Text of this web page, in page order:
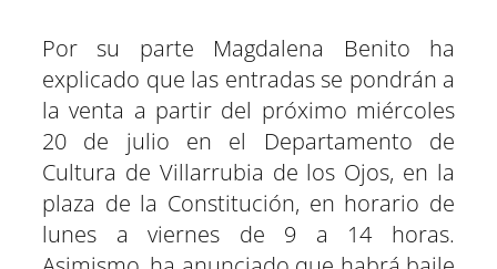
Por su parte Magdalena Benito ha
explicado que las entradas se pondrán a
la venta a partir del próximo miércoles
20 de julio en el Departamento de
Cultura de Villarrubia de los Ojos, en la
plaza de la Constitución, en horario de
lunes a viernes de 9 a 14 horas.